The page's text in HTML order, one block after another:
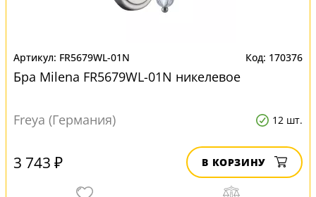
FR5679WL-01N 170376
Бра Milena FR5679WL-01N никелевое
Freya (Германия) 12 шт.
3 743 ₽ В КОРЗИНУ